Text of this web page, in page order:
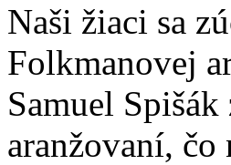
Naši žiaci sa
Folkmanovej
Samuel
aranžovaní, čo